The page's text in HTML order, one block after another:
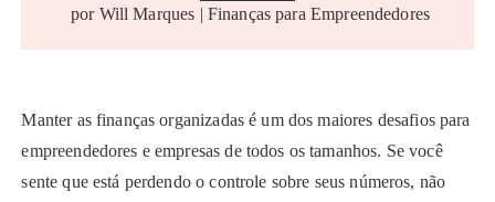
por Will Marques | Finanças para Empreendedores
Manter as finanças organizadas é um dos maiores desafios para
empreendedores e empresas de todos os tamanhos. Se você
sente que está perdendo o controle sobre seus números, não